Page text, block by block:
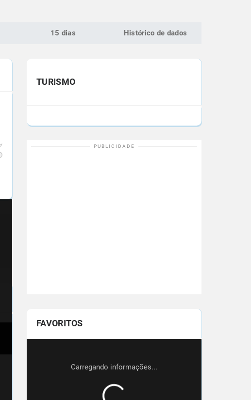
15 dias Histórico de dados
TURISMO
FAVORITOS